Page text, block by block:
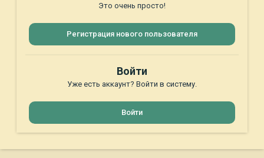
Это очень просто!
Регистрация нового пользователя
Войти
Уже есть аккаунт? Войти в систему.
Войти